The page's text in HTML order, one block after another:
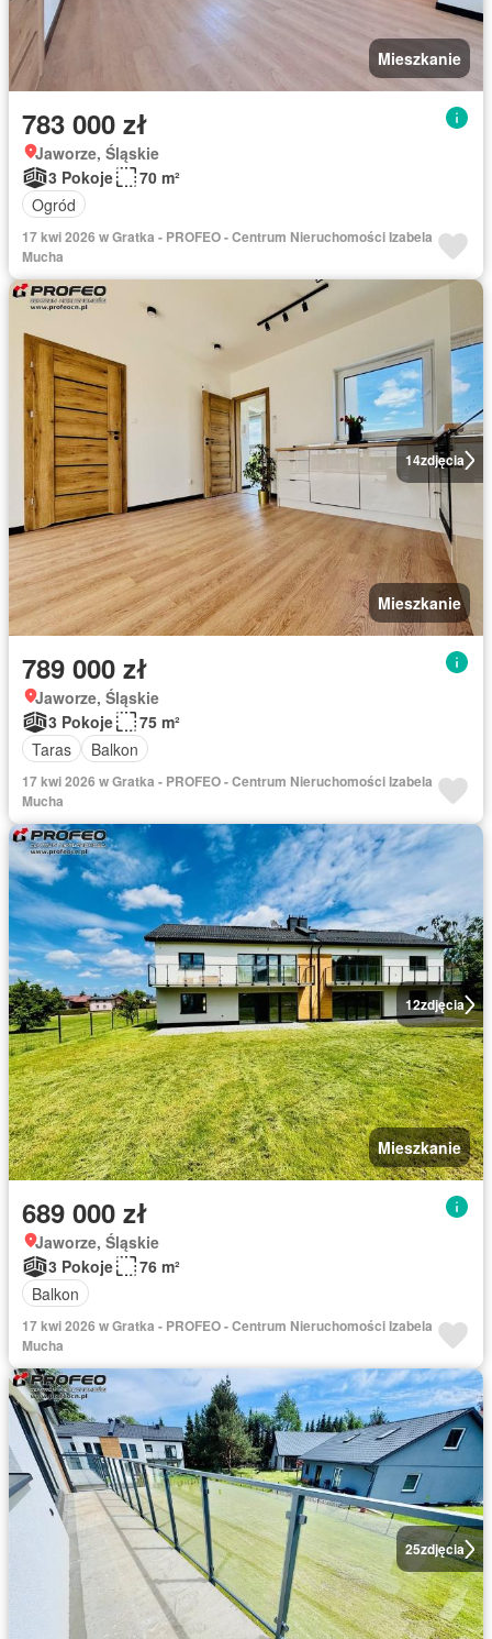
Mieszkanie
783 000 zł
Jaworze, Śląskie
3 Pokoje
70 m²
Ogród
17 kwi 2026 w Gratka - PROFEO - Centrum Nieruchomości Izabela
Mucha
14zdjęcia
Mieszkanie
789 000 zł
Jaworze, Śląskie
3 Pokoje
75 m²
Taras
Balkon
17 kwi 2026 w Gratka - PROFEO - Centrum Nieruchomości Izabela
Mucha
12zdjęcia
Mieszkanie
689 000 zł
Jaworze, Śląskie
3 Pokoje
76 m²
Balkon
17 kwi 2026 w Gratka - PROFEO - Centrum Nieruchomości Izabela
Mucha
25zdjęcia